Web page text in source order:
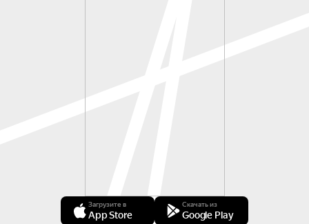
Загрузите в
App Store
Скачать из
Google Play